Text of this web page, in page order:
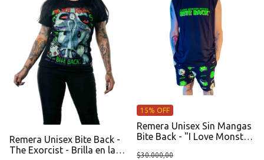
Remera Unisex Bite Back -
The Exorcist - Brilla en la
Remera Unisex Sin Mangas
Bite Back - "I Love Monster
$30.000,00
15% OFF